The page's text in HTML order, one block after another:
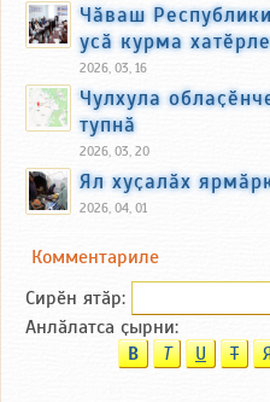
Чӑваш
усӑ курма
2026, 03, 16
Чулхула
тупнӑ
2026, 03, 20
Ял хуҫалӑх
2026, 04, 01
Комментариле
Сирӗн ятӑp:
Анлӑлатса ҫырни:
B T U T